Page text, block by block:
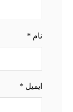
نام *
ایمیل *